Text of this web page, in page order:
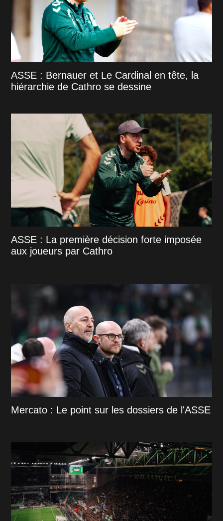
ASSE : Bernauer et Le Cardinal en tête, la
hiérarchie de Cathro se dessine
ASSE : La première décision forte imposée
aux joueurs par Cathro
Mercato : Le point sur les dossiers de l'ASSE